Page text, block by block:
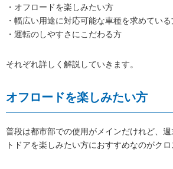
・オフロードを楽しみたい方
・幅広い用途に対応可能な車種を求めている
・運転のしやすさにこだわる方
それぞれ詳しく解説していきます。
オフロードを楽しみたい方
普段は都市部での使用がメインだけれど、
トドアを楽しみたい方におすすめなのがクロ